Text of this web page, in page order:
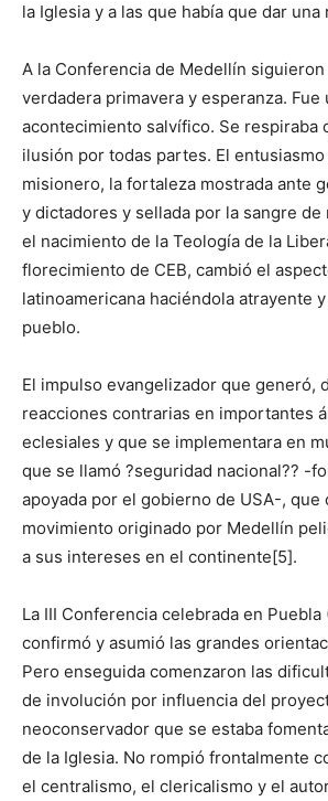
la Iglesia y a las que había que dar una
A la Conferencia de Medellín
verdadera primavera y esperanza. Fue
acontecimiento salvífico. Se respiraba
ilusión por todas partes. El
misionero, la fortaleza mostrada ante
y dictadores y sellada por la sangre
el nacimiento de la Teología de la
florecimiento de CEB, cambió el
latinoamericana haciéndola atrayente
pueblo.
El impulso evangelizador que generó,
reacciones contrarias en importantes
eclesiales y que se implementara en
que se llamó ?seguridad nacional?? -
apoyada por el gobierno de USA-, que
movimiento originado por Medellín
a sus intereses en el continente[5].
La III Conferencia celebrada en Puebla
confirmó y asumió las grandes
Pero enseguida comenzaron las
de involución por influencia del
neoconservador que se estaba
de la Iglesia. No rompió frontalmente
el centralismo, el clericalismo y el